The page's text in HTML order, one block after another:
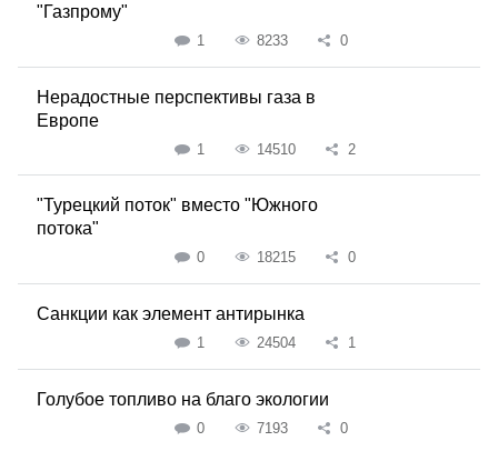
"Газпрому"
1 8233 0
Нерадостные перспективы газа в
Европе
1 14510 2
"Турецкий поток" вместо "Южного
потока"
0 18215 0
Санкции как элемент антирынка
1 24504 1
Голубое топливо на благо экологии
0 7193 0